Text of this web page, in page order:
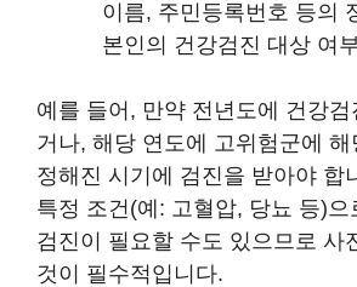
이름, 주민등록번호 등의
본인의 건강검진 대상 여
예를 들어, 만약 전년도에 건강검
거나, 해당 연도에 고위험군에 해
정해진 시기에 검진을 받아야 합
특정 조건(예: 고혈압, 당뇨 등)
검진이 필요할 수도 있으므로 사
것이 필수적입니다.